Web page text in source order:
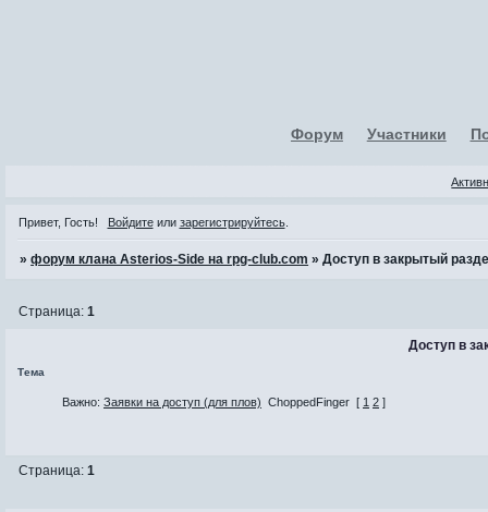
Форум Участники
Привет, Гость! Войдитеили зарегистрируйтесь.
»форум клана Asterios-Side на rpg-club.com »Доступ в закрытый
Доступ в
Страница:1
Тема
Важно: Заявки на доступ (для плов) ChoppedFinger [ 1 2 ]
Страница:1